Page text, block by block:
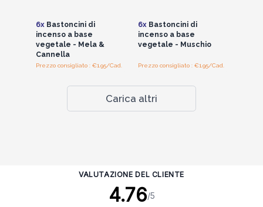
6xBastoncini di
incenso a base
vegetale - Mela &
Cannella
Prezzo consigliato : €1.95/Cad.
6xBastoncini di
incenso a base
vegetale - Muschio
Prezzo consigliato : €1.95/Cad.
Carica altri
VALUTAZIONE DEL CLIENTE
4.76/5